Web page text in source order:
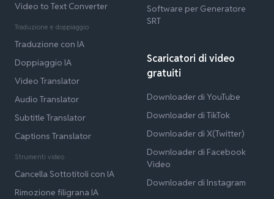
Video to Text Converter
Traduzione e doppiaggio
Traduzione con IA
Doppiaggio IA
Video Translator
Audio Translator
Subtitle Translator
Captions Translator
Strumenti video
Cancella Sottotitoli con IA
Rimozione filigrana IA
Software per Generatore
SRT
Scaricatori di video
gratuiti
Downloader di YouTube
Downloader di TikTok
Downloader di X(Twitter)
Downloader di Facebook
Video
Downloader di Instagram